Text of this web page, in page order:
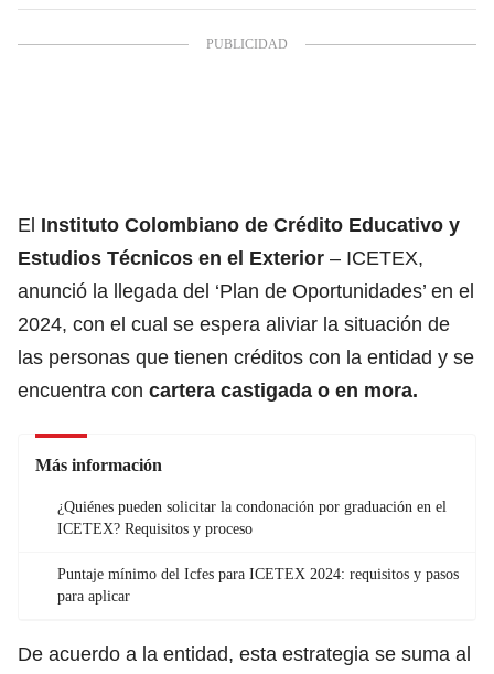
El Instituto Colombiano de Crédito Educativo y
Estudios Técnicos en el Exterior – ICETEX,
anunció la llegada del ‘Plan de Oportunidades’ en el
2024, con el cual se espera aliviar la situación de
las personas que tienen créditos con la entidad y se
encuentra con cartera castigada o en mora.
Más información
¿Quiénes pueden solicitar la condonación por graduación en el
ICETEX? Requisitos y proceso
Puntaje mínimo del Icfes para ICETEX 2024: requisitos y pasos
para aplicar
De acuerdo a la entidad, esta estrategia se suma al